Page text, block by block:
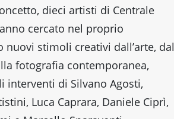
dieci artisti di Centrale
cercato nel proprio
nuovi stimoli creativi dall’arte, dal
fotografia contemporanea,
interventi di Silvano Agosti,
Luca Caprara, Daniele Ciprì,